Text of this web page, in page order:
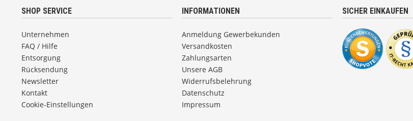
SHOP SERVICE
Unternehmen
FAQ / Hilfe
Entsorgung
Rücksendung
Newsletter
Kontakt
Cookie-Einstellungen
INFORMATIONEN
Anmeldung Gewerbekunden
Versandkosten
Zahlungsarten
Unsere AGB
Widerrufsbelehrung
Datenschutz
Impressum
SICHER EINKAUFEN